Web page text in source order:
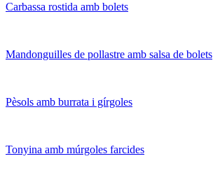
Carbassa rostida amb bolets
Mandonguilles de pollastre amb salsa de bolets
Pèsols amb burrata i gírgoles
Tonyina amb múrgoles farcides